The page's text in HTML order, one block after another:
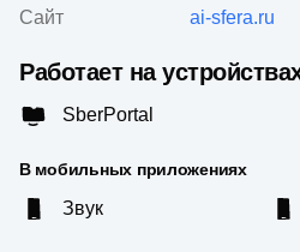
Сайт ai-sfera.ru
Работает на
SberPortal
В мобильных приложениях
Звук